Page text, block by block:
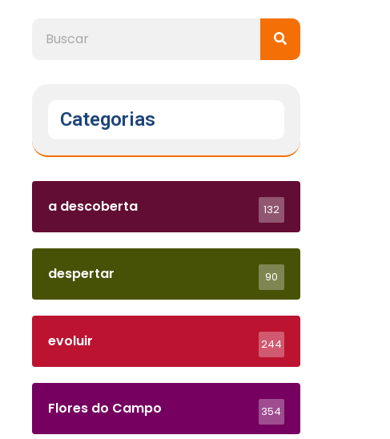
Categorias
a descoberta 132
despertar 90
evoluir 244
Flores do Campo 354